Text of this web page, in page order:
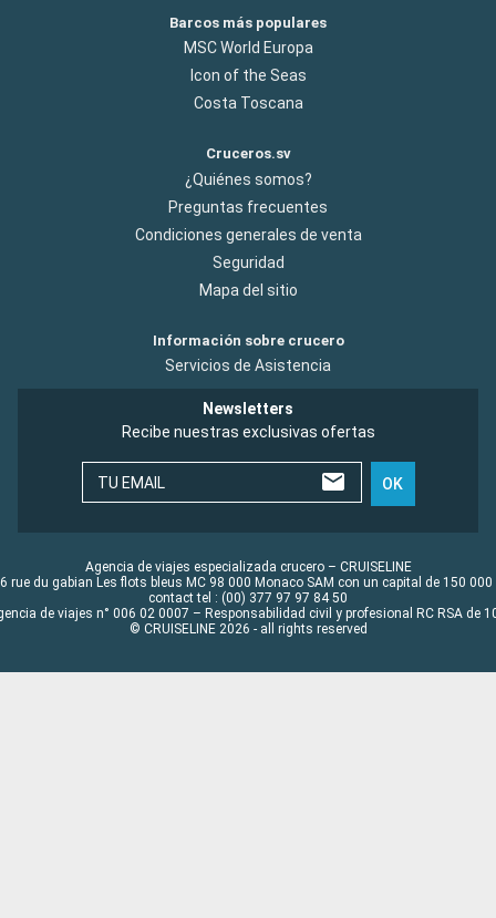
Barcos más populares
MSC World Europa
Icon of the Seas
Costa Toscana
Cruceros.sv
¿Quiénes somos?
Preguntas frecuentes
Condiciones generales de venta
Seguridad
Mapa del sitio
Información sobre crucero
Servicios de Asistencia
Newsletters
Recibe nuestras exclusivas ofertas
TU EMAIL OK
Agencia de viajes especializada crucero – CRUISELINE
rue du gabian Les flots bleus MC 98 000 Monaco SAM con un capital de 150 000
contact tel : (00) 377 97 97 84 50
de viajes n° 006 02 0007 – Responsabilidad civil y profesional RC RSA de
© CRUISELINE 2026 - all rights reserved